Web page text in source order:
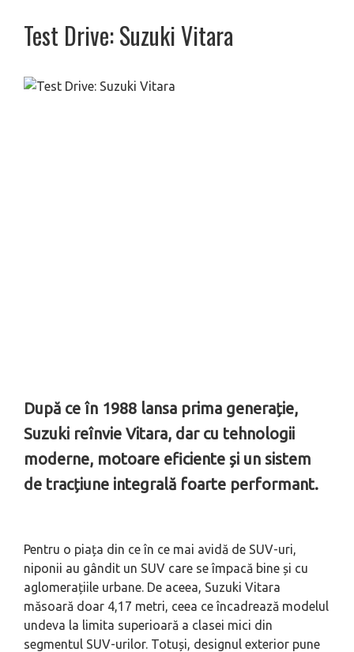
Test Drive: Suzuki Vitara
După ce în 1988 lansa prima generație,
Suzuki reînvie Vitara, dar cu tehnologii
moderne, motoare eficiente și un sistem
de tracțiune integrală foarte performant.
Pentru o piața din ce în ce mai avidă de SUV-uri,
niponii au gândit un SUV care se împacă bine și cu
aglomerațiile urbane. De aceea, Suzuki Vitara
măsoară doar 4,17 metri, ceea ce încadrează modelul
undeva la limita superioară a clasei mici din
segmentul SUV-urilor. Totuși, designul exterior pune